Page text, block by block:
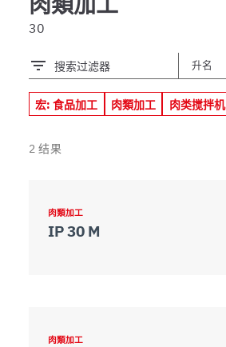
30
搜索过滤器
宏: 食品加工 肉類加工 肉类搅拌机
2 结果
肉類加工
IP 30 M
肉類加工